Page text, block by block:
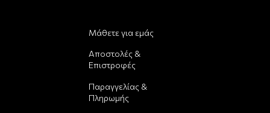
Μάθετε για εμάς
Αποστολές &
Επιστροφές
Παραγγελίας &
Πληρωμής